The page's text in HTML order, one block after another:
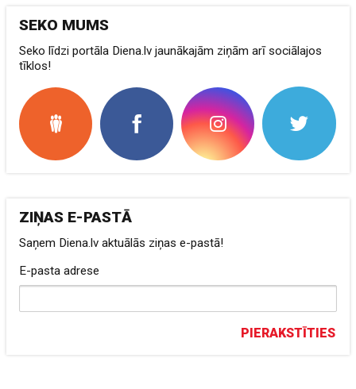
SEKO MUMS
Seko līdzi portāla Diena.lv jaunākajām ziņām arī sociālajos
tīklos!
ZIŅAS E-PASTĀ
Saņem Diena.lv aktuālās ziņas e-pastā!
E-pasta adrese
PIERAKSTĪTIES